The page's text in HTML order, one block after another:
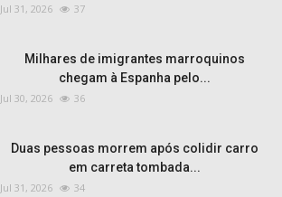
Jul 31, 2026 37
Milhares de imigrantes marroquinos
chegam à Espanha pelo...
Jul 30, 2026 36
Duas pessoas morrem após colidir carro
em carreta tombada...
Jul 31, 2026 34